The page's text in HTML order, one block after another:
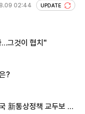
02:44 UPDATE
그것이 협치"
?
新통상정책 교두보 활